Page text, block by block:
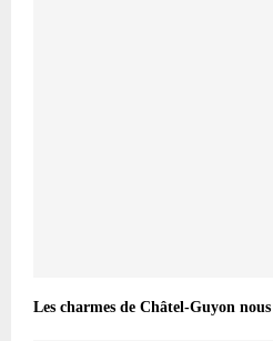
Les charmes de Châtel-Guyon